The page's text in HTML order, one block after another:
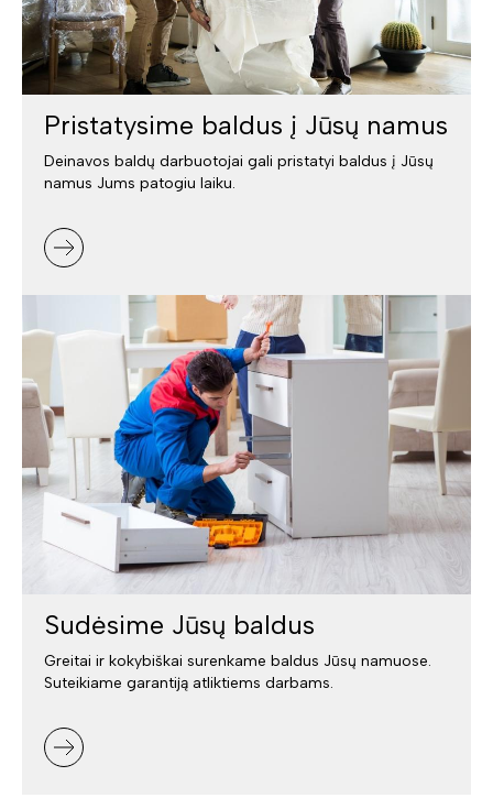
Pristatysime baldus į Jūsų namus
Deinavos baldų darbuotojai gali pristatyi baldus į Jūsų
namus Jums patogiu laiku.
Sudėsime Jūsų baldus
Greitai ir kokybiškai surenkame baldus Jūsų namuose.
Suteikiame garantiją atliktiems darbams.